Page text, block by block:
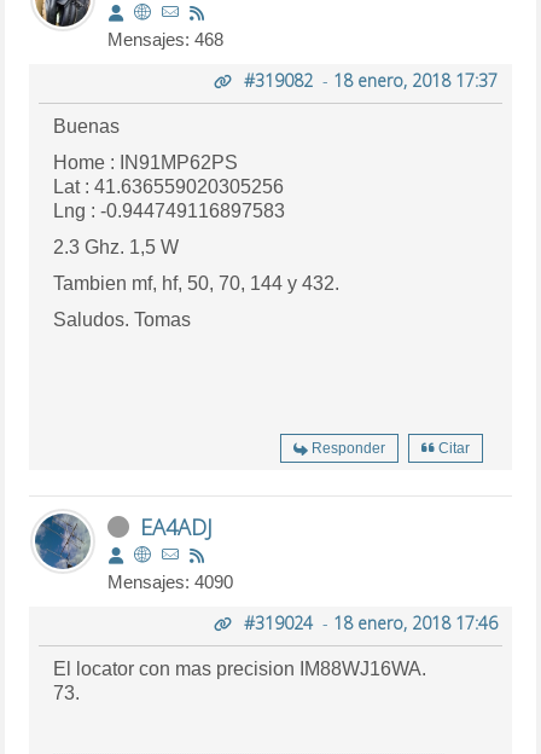
Mensajes: 468
#319082- 18 enero, 2018 17:37
Buenas
Home : IN91MP62PS
Lat : 41.636559020305256
Lng : -0.944749116897583
2.3 Ghz. 1,5 W
Tambien mf, hf, 50, 70, 144 y 432.
Saludos. Tomas
Responder Citar
EA4ADJ
Mensajes: 4090
#319024- 18 enero, 2018 17:46
El locator con mas precision IM88WJ16WA.
73.